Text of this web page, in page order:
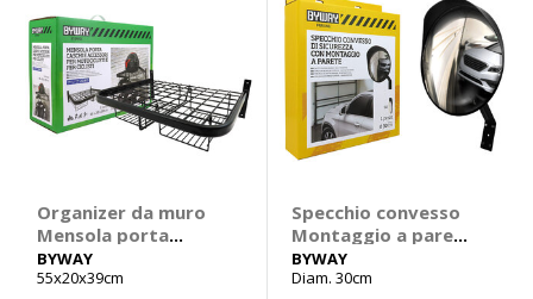
Organizer da muro
Mensola porta
caschi e accessori -
BYWAY
BYWAY
55x20x39cm
Specchio convesso
Montaggio a parete
- BYWAY
BYWAY
Diam. 30cm